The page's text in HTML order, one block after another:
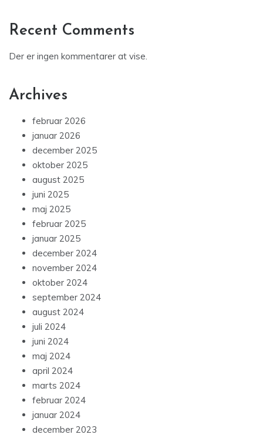
Recent Comments
Der er ingen kommentarer at vise.
Archives
februar 2026
januar 2026
december 2025
oktober 2025
august 2025
juni 2025
maj 2025
februar 2025
januar 2025
december 2024
november 2024
oktober 2024
september 2024
august 2024
juli 2024
juni 2024
maj 2024
april 2024
marts 2024
februar 2024
januar 2024
december 2023